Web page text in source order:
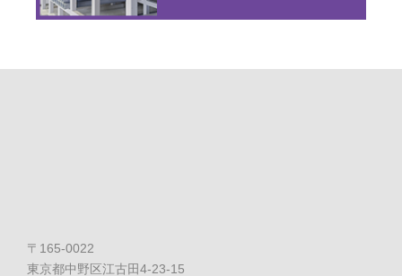
〒165-0022
東京都中野区江古田4-23-15